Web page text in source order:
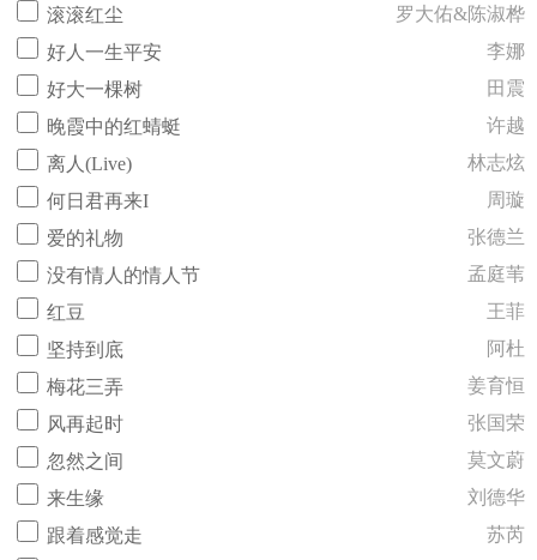
滚滚红尘
罗大佑&陈淑桦
好人一生平安
李娜
好大一棵树
田震
晚霞中的红蜻蜓
许越
离人(Live)
林志炫
何日君再来I
周璇
爱的礼物
张德兰
没有情人的情人节
孟庭苇
红豆
王菲
坚持到底
阿杜
梅花三弄
姜育恒
风再起时
张国荣
忽然之间
莫文蔚
来生缘
刘德华
跟着感觉走
苏芮